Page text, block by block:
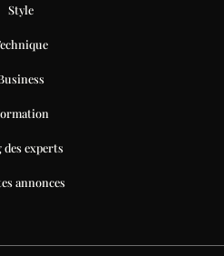
Style
des experts
annonces